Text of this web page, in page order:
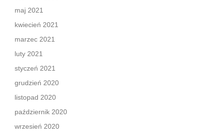
maj 2021
kwiecień 2021
marzec 2021
luty 2021
styczeń 2021
grudzień 2020
listopad 2020
październik 2020
wrzesień 2020